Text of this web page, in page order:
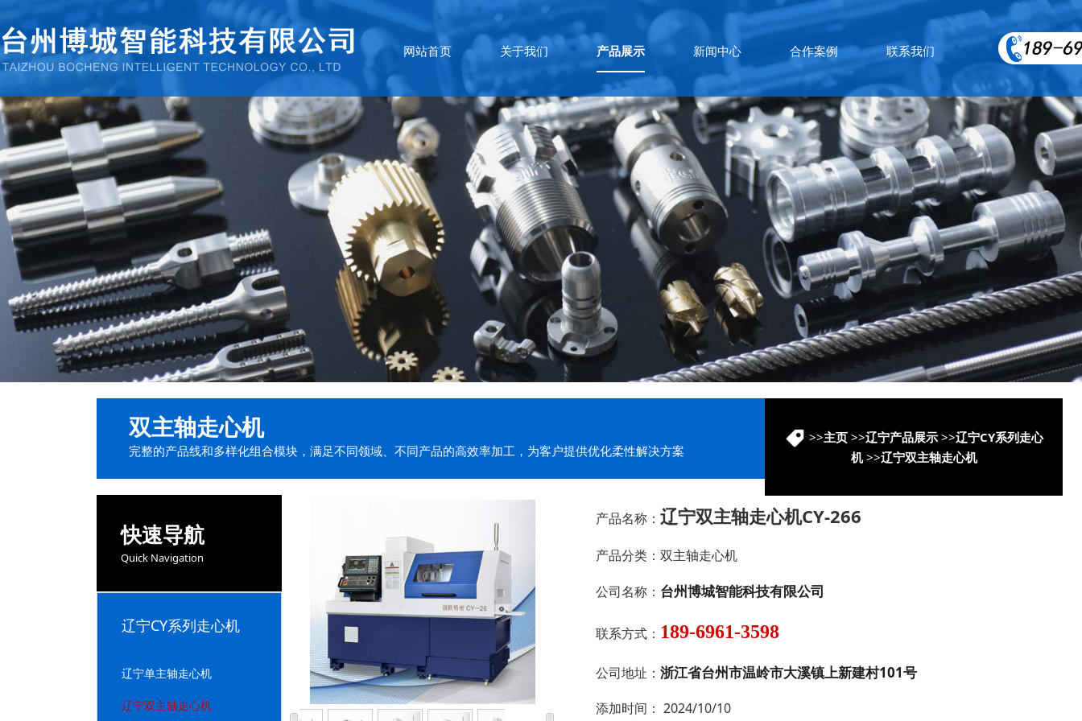
网站首页 关于我们 产品展示 新闻中心 合作案例 联系我们
双主轴走心机
完整的产品线和多样化组合模块，满足不同领域、不同产品的高效率加工，为客户提供优化柔性解决方案
>>主页>>辽宁产品展示>>辽宁CY系列走心
机>>辽宁双主轴走心机
快速导航
Quick Navigation
辽宁CY系列走心机
辽宁单主轴走心机
辽宁双主轴走心机
产品名称： 辽宁双主轴走心机CY-266
产品分类： 双主轴走心机
公司名称： 台州博城智能科技有限公司
联系方式： 189-6961-3598
公司地址： 浙江省台州市温岭市大溪镇上新建村101号
添加时间： 2024/10/10